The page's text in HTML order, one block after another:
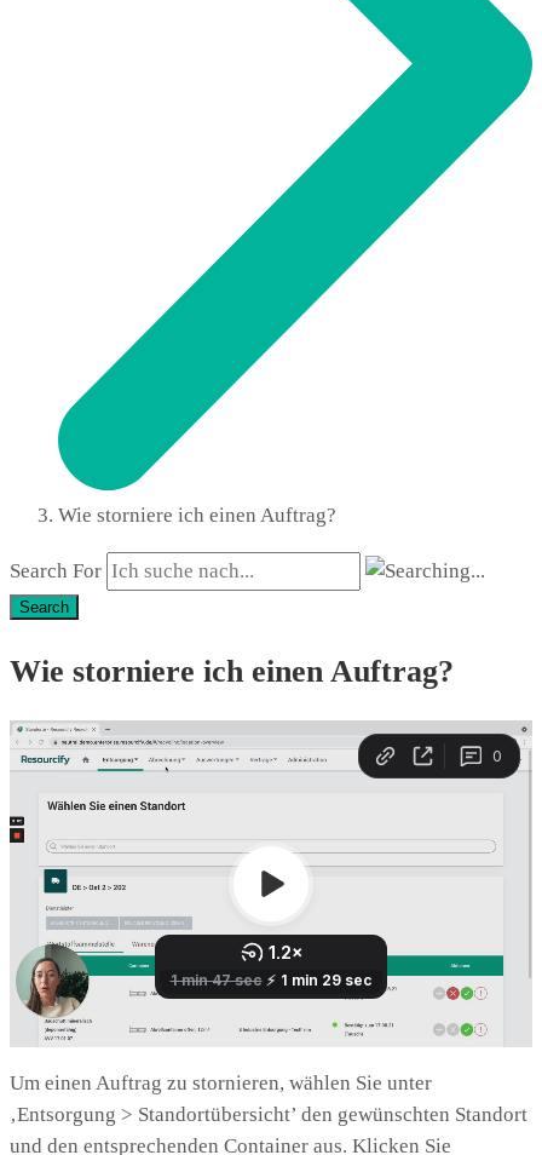
Wie storniere ich einen Auftrag?
Search For
Search
Wie storniere ich einen Auftrag?
Um einen Auftrag zu stornieren, wählen Sie unter
‚Entsorgung > Standortübersicht’ den gewünschten Standort
und den entsprechenden Container aus. Klicken Sie